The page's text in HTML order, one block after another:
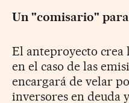
Un "comisario"
El anteproyecto crea
en el caso de las
encargará de velar
inversores en deuda